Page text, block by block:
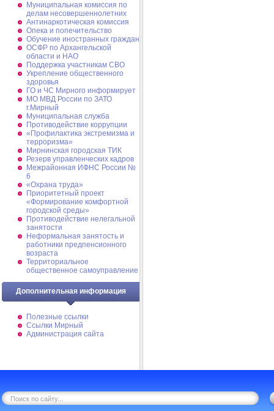
Муниципальная комиссия по
делам несовершеннолетних
Антинаркотическая комиссия
Опека и попечительство
Обучение иностранных граждан
ОСФР по Архангельской
области и НАО
Поддержка участникам СВО
Укрепление общественного
здоровья
ГО и ЧС Мирного информирует
МО МВД России по ЗАТО
г.Мирный
Муниципальная cлужба
Противодействие коррупции
«Профилактика экстремизма и
терроризма»
Мирнинская городская ТИК
Резерв управленческих кадров
Межрайонная ИФНС России №
6
«Охрана труда»
Приоритетный проект
«Формирование комфортной
городской среды»
Противодействие нелегальной
занятости
Неформальная занятость и
работники предпенсионного
возраста
Территориальное
общественное самоуправление
Дополнительная информация
Полезные ссылки
Ссылки Мирный
Администрация сайта